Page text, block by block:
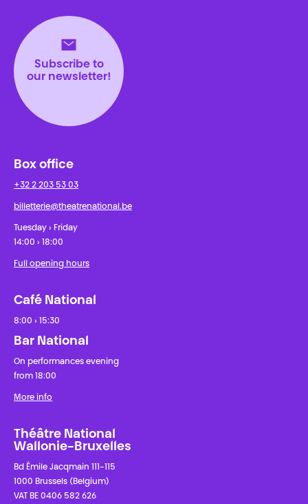
Subscribe to
our newsletter!
Box office
+32 2 203 53 03
billetterie@theatrenational.be
Tuesday › Friday
14:00 › 18:00
Full opening hours
Café National
8:00 › 15:30
Bar National
On performances evening
from 18:00
More info
Théâtre National
Wallonie-Bruxelles
Bd Émile Jacqmain 111-115
1000 Brussels (Belgium)
VAT BE 0406 582 626